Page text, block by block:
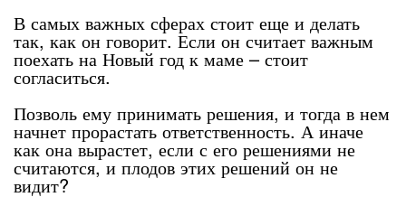
В самых важных сферах стоит еще и делать
так, как он говорит. Если он считает важным
поехать на Новый год к маме – стоит
согласиться.
Позволь ему принимать решения, и тогда в нем
начнет прорастать ответственность. А иначе
как она вырастет, если с его решениями не
считаются, и плодов этих решений он не
видит?